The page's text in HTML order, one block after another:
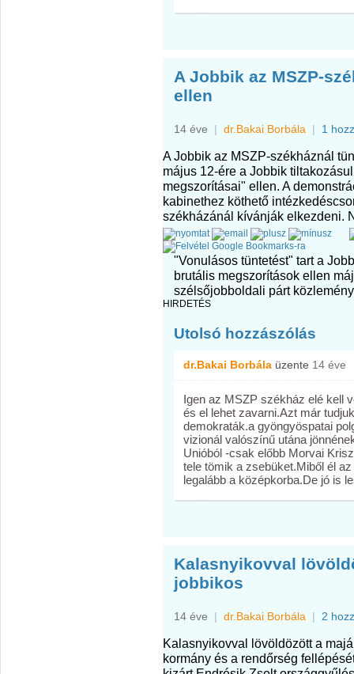
A Jobbik az MSZP-
ellen
14 éve | dr.Bakai Borbála | 1
A Jobbik az MSZP-székháznál
május 12-ére a Jobbik
megszorításai" ellen. A
kabinethez köthető
székházánál kívánják elkezdeni.
HIRDETÉS
"Vonulásos tüntetést" tart a
brutális megszorítások ellen
szélsőjobboldali párt
Utolsó hozzászólás
dr.Bakai Borbála üzente 14 éve
Igen az MSZP székház elé kell
és el lehet zavarni.Azt már
demokraták.a gyöngyöspatai
vizionál valószínű utána
Unióból -csak előbb Morvai
tele tömik a zsebüket.Miből él
legalább a középkorba.De jó is
Kalasnyikovval
jobbikos
14 éve | dr.Bakai Borbála | 2
Kalasnyikovval lövöldözött a
kormány és a rendőrség